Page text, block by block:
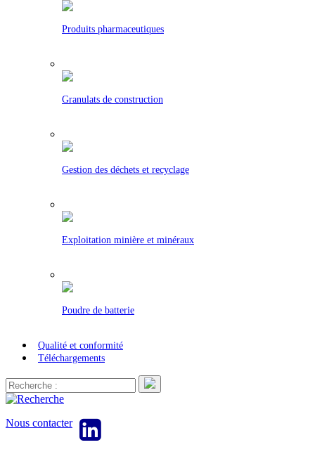
Produits pharmaceutiques
Granulats de construction
Gestion des déchets et recyclage
Exploitation minière et minéraux
Poudre de batterie
Qualité et conformité
Téléchargements
Nous contacter